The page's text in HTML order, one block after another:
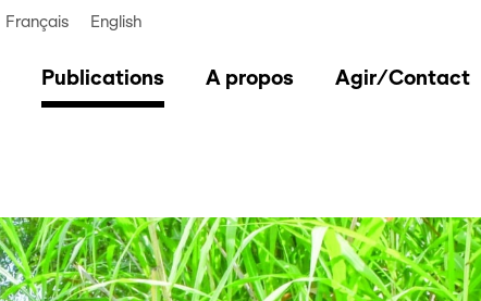
Français English
Publications A propos Agir/Contact